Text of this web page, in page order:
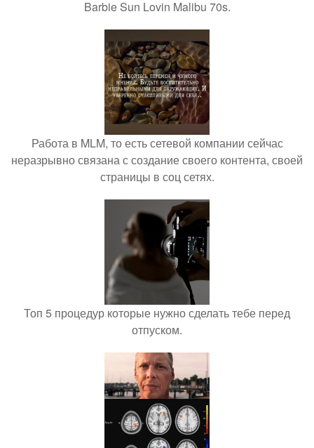
Barbie Sun Lovin Malibu 70s.
Работа в MLM, то есть сетевой компании сейчас
неразрывно связана с создание своего контента, своей
страницы в соц сетях.
Топ 5 процедур которые нужно сделать тебе перед
отпуском.